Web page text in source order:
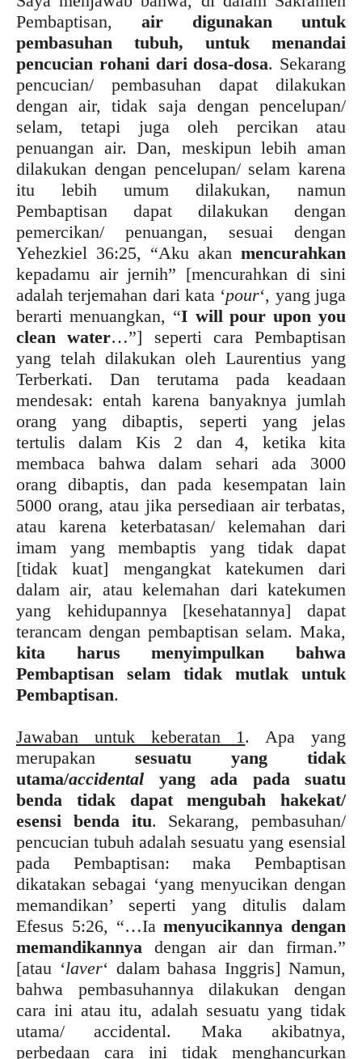
Pembaptisan, air digunakan untuk
pembasuhan tubuh, untuk menandai
pencucian rohani dari dosa-dosa. Sekarang
pencucian/ pembasuhan dapat dilakukan
dengan air, tidak saja dengan pencelupan/
selam, tetapi juga oleh percikan atau
penuangan air. Dan, meskipun lebih aman
dilakukan dengan pencelupan/ selam karena
itu lebih umum dilakukan, namun
Pembaptisan dapat dilakukan dengan
pemercikan/ penuangan, sesuai dengan
Yehezkiel 36:25, “Aku akan mencurahkan
kepadamu air jernih” [mencurahkan di sini
adalah terjemahan dari kata ‘pour‘, yang juga
berarti menuangkan, “I will pour upon you
clean water…”] seperti cara Pembaptisan
yang telah dilakukan oleh Laurentius yang
Terberkati. Dan terutama pada keadaan
mendesak: entah karena banyaknya jumlah
orang yang dibaptis, seperti yang jelas
tertulis dalam Kis 2 dan 4, ketika kita
membaca bahwa dalam sehari ada 3000
orang dibaptis, dan pada kesempatan lain
5000 orang, atau jika persediaan air terbatas,
atau karena keterbatasan/ kelemahan dari
imam yang membaptis yang tidak dapat
[tidak kuat] mengangkat katekumen dari
dalam air, atau kelemahan dari katekumen
yang kehidupannya [kesehatannya] dapat
terancam dengan pembaptisan selam. Maka,
kita harus menyimpulkan bahwa
Pembaptisan selam tidak mutlak untuk
Pembaptisan.
Jawaban untuk keberatan 1. Apa yang
merupakan sesuatu yang tidak
utama/accidental yang ada pada suatu
benda tidak dapat mengubah hakekat/
esensi benda
itu. Sekarang, pembasuhan/
pencucian tubuh adalah sesuatu yang esensial
pada Pembaptisan: maka Pembaptisan
dikatakan sebagai ‘yang menyucikan dengan
memandikan’ seperti yang ditulis dalam
Efesus 5:26, “…Iamenyucikannya dengan
memandikannya dengan air dan firman.”
[atau ‘laver‘ dalam bahasa Inggris] Namun,
bahwa pembasuhannya dilakukan dengan
cara ini atau itu, adalah sesuatu yang tidak
utama/ accidental. Maka akibatnya,
perbedaan cara ini tidak menghancurkan